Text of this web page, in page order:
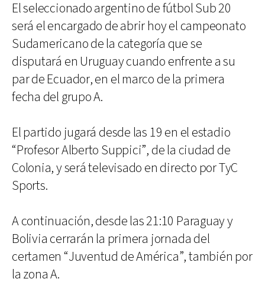
El seleccionado argentino de fútbol Sub 20
será el encargado de abrir hoy el campeonato
Sudamericano de la categoría que se
disputará en Uruguay cuando enfrente a su
par de Ecuador, en el marco de la primera
fecha del grupo A.
El partido jugará desde las 19 en el estadio
“Profesor Alberto Suppici”, de la ciudad de
Colonia, y será televisado en directo por TyC
Sports.
A continuación, desde las 21:10 Paraguay y
Bolivia cerrarán la primera jornada del
certamen “Juventud de América”, también por
la zona A.